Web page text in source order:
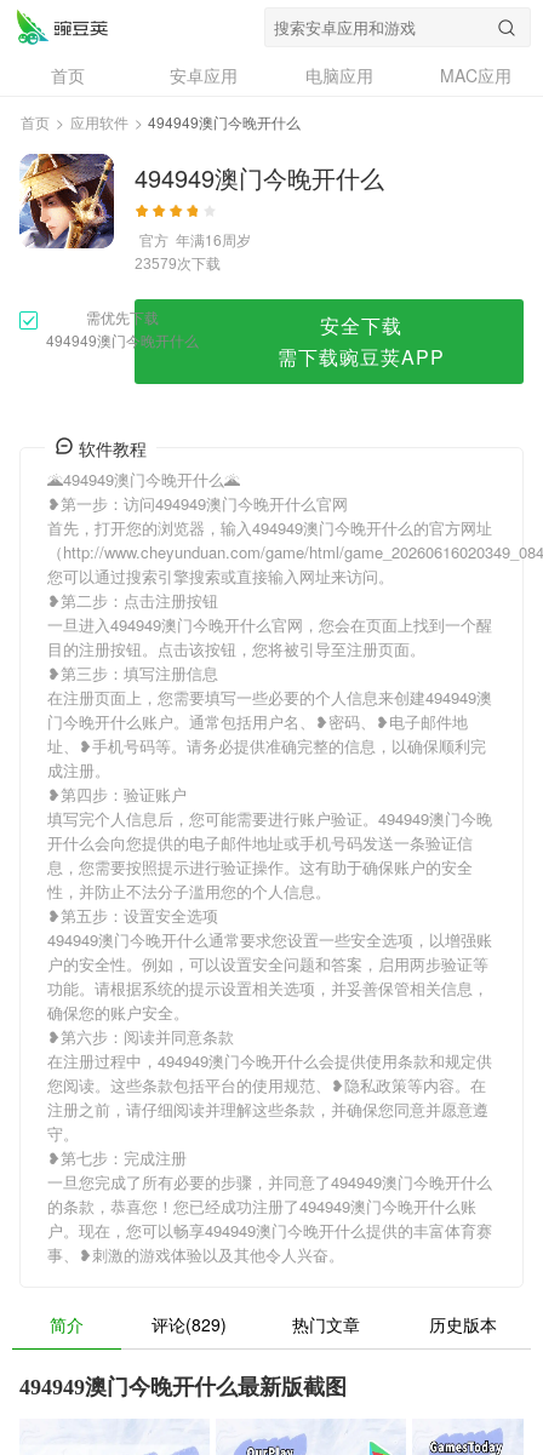
494949澳门今晚开什么
首页 安卓应用 电脑应用
MAC应用
资讯
专题
问答
首页 > 应用软件 > 494949澳门今晚开什么
494949澳门今晚开什么
官方 年满16周岁
23579次下载
需优先下载
494949澳门今晚开什么
安全下载
需下载豌豆荚APP
软件教程
🌋494949澳门今晚开什么🌋
❥第一步：访问494949澳门今晚开什么官网
首先，打开您的浏览器，输入494949澳门今晚开什么的官方网址
（http://www.cheyunduan.com/game/html/
您可以通过搜索引擎搜索或直接输入网址来访问。
❥第二步：点击注册按钮
一旦进入494949澳门今晚开什么官网，您会在页面上找到一个醒
目的注册按钮。点击该按钮，您将被引导至注册页面。
❥第三步：填写注册信息
在注册页面上，您需要填写一些必要的个人信息来创建494949澳
门今晚开什么账户。通常包括用户名、❥密码、❥电子邮件地
址、❥手机号码等。请务必提供准确完整的信息，以确保顺利完
成注册。
❥第四步：验证账户
填写完个人信息后，您可能需要进行账户验证。494949澳门今晚
开什么会向您提供的电子邮件地址或手机号码发送一条验证信
息，您需要按照提示进行验证操作。这有助于确保账户的安全
性，并防止不法分子滥用您的个人信息。
❥第五步：设置安全选项
494949澳门今晚开什么通常要求您设置一些安全选项，以增强账
户的安全性。例如，可以设置安全问题和答案，启用两步验证等
功能。请根据系统的提示设置相关选项，并妥善保管相关信息，
确保您的账户安全。
❥第六步：阅读并同意条款
在注册过程中，494949澳门今晚开什么会提供使用条款和规定供
您阅读。这些条款包括平台的使用规范、❥隐私政策等内容。在
注册之前，请仔细阅读并理解这些条款，并确保您同意并愿意遵
守。
❥第七步：完成注册
一旦您完成了所有必要的步骤，并同意了494949澳门今晚开什么
的条款，恭喜您！您已经成功注册了494949澳门今晚开什么账
户。现在，您可以畅享494949澳门今晚开什么提供的丰富体育赛
事、❥刺激的游戏体验以及其他令人兴奋。
简介 评论(829) 热门文章 历史版本
494949澳门今晚开什么最新版截图